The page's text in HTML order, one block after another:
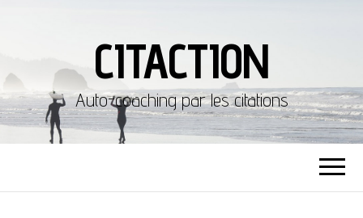
CITACTION
Auto-coaching par les citations